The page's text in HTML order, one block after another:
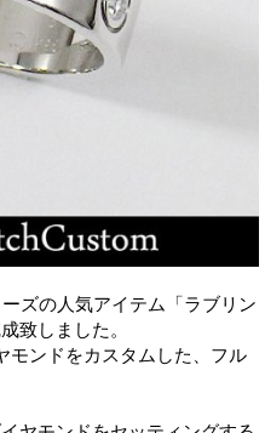
ズの人気アイテム「ラブリン
致しました。
モンドをカスタムした、フル